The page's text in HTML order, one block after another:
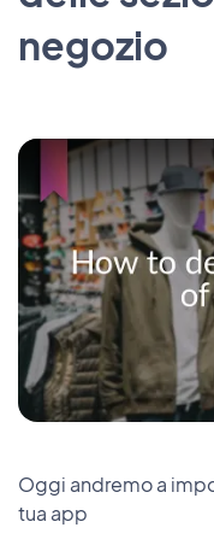
negozio
Oggi andremo a
tua app